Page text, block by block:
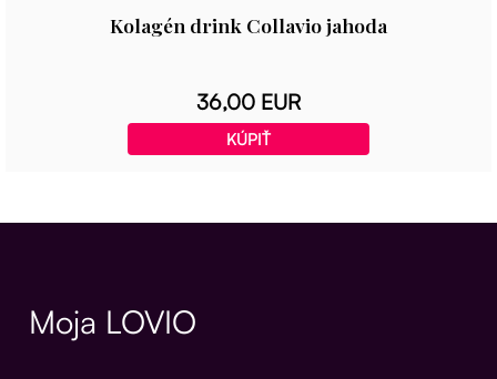
Kolagén drink Collavio jahoda
36,00 EUR
KÚPIŤ
Moja LOVIO